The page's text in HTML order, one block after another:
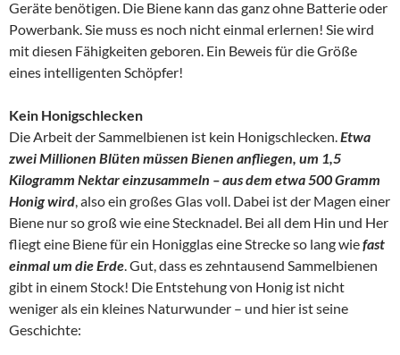
Geräte benötigen. Die Biene kann das ganz ohne Batterie oder
Powerbank. Sie muss es noch nicht einmal erlernen! Sie wird
mit diesen Fähigkeiten geboren. Ein Beweis für die Größe
eines intelligenten Schöpfer!
Kein Honigschlecken
Die Arbeit der Sammelbienen ist kein Honigschlecken. Etwa
zwei Millionen Blüten müssen Bienen anfliegen, um 1,5
Kilogramm Nektar einzusammeln – aus dem etwa 500 Gramm
Honig wird , also ein großes Glas voll. Dabei ist der Magen einer
Biene nur so groß wie eine Stecknadel. Bei all dem Hin und Her
fliegt eine Biene für ein Honigglas eine Strecke so lang wiefast
einmal um die Erde . Gut, dass es zehntausend Sammelbienen
gibt in einem Stock! Die Entstehung von Honig ist nicht
weniger als ein kleines Naturwunder – und hier ist seine
Geschichte: